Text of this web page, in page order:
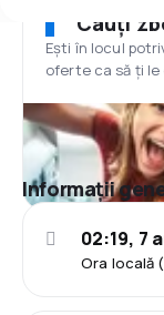
Cauți
Ești în locul
oferte ca să ți le
Informații
Ora locală
02:19, 7